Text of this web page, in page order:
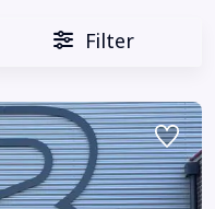
Filter